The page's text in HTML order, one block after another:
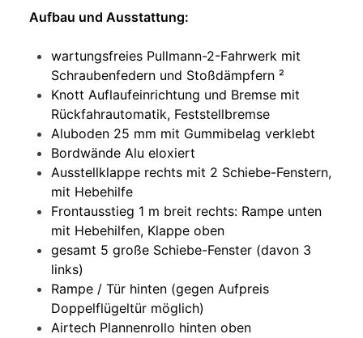
Aufbau und Ausstattung:
wartungsfreies Pullmann-2-Fahrwerk mit
Schraubenfedern und Stoßdämpfern ²
Knott Auflaufeinrichtung und Bremse mit
Rückfahrautomatik, Feststellbremse
Aluboden 25 mm mit Gummibelag verklebt
Bordwände Alu eloxiert
Ausstellklappe rechts mit 2 Schiebe-Fenstern,
mit Hebehilfe
Frontausstieg 1 m breit rechts: Rampe unten
mit Hebehilfen, Klappe oben
gesamt 5 große Schiebe-Fenster (davon 3
links)
Rampe / Tür hinten (gegen Aufpreis
Doppelflügeltür möglich)
Airtech Plannenrollo hinten oben